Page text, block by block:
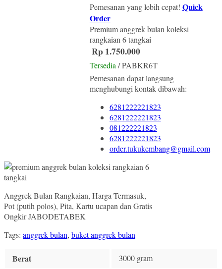
Pemesanan yang lebih cepat! Quick
Order
Premium anggrek bulan koleksi
rangkaian 6 tangkai
Rp 1.750.000
Tersedia / PABKR6T
Pemesanan dapat langsung
menghubungi kontak dibawah:
6281222221823
6281222221823
081222221823
6281222221823
order.tukukembang@gmail.com
Anggrek Bulan Rangkaian, Harga Termasuk,
Pot (putih polos), Pita, Kartu ucapan dan Gratis
Ongkir JABODETABEK
Tags: anggrek bulan, buket anggrek bulan
Berat 3000 gram